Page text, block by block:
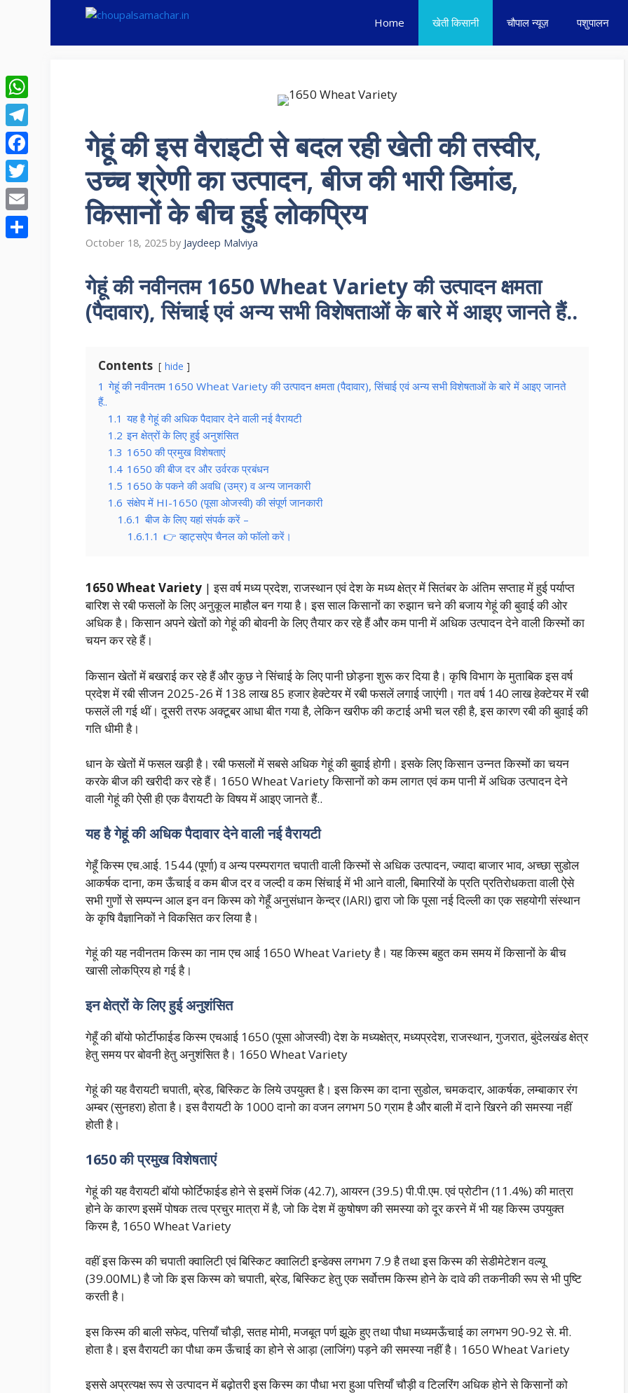
Home खेती किसानी चौपाल न्यूज़ पशुपालन
गेहूं की इस वैराइटी से बदल रही खेती की तस्वीर,
उच्च श्रेणी का उत्पादन, बीज की भारी डिमांड,
किसानों के बीच हुई लोकप्रिय
October 18, 2025 by Jaydeep Malviya
गेहूं की नवीनतम 1650 Wheat Variety की उत्पादन क्षमता
(पैदावार), सिंचाई एवं अन्य सभी विशेषताओं के बारे में आइए जानते हैं..
Contents hide
1 गेहूं की नवीनतम 1650 Wheat Variety की उत्पादन क्षमता (पैदावार), सिंचाई एवं अन्य सभी विशेषताओं के बारे में आइए जानते
हैं..
1.1 यह है गेहूं की अधिक पैदावार देने वाली नई वैरायटी
1.2 इन क्षेत्रों के लिए हुई अनुशंसित
1.3 1650 की प्रमुख विशेषताएं
1.4 1650 की बीज दर और उर्वरक प्रबंधन
1.5 1650 के पकने की अवधि (उम्र) व अन्य जानकारी
1.6 संक्षेप में HI-1650 (पूसा ओजस्वी) की संपूर्ण जानकारी
1.6.1 बीज के लिए यहां संपर्क करें –
1.6.1.1 👉 व्हाट्सऐप चैनल को फॉलो करें।
1650 Wheat Variety | इस वर्ष मध्य प्रदेश, राजस्थान एवं देश के मध्य क्षेत्र में सितंबर के अंतिम सप्ताह में हुई पर्याप्त
बारिश से रबी फसलों के लिए अनुकूल माहौल बन गया है। इस साल किसानों का रुझान चने की बजाय गेहूं की बुवाई की ओर
अधिक है। किसान अपने खेतों को गेहूं की बोवनी के लिए तैयार कर रहे हैं और कम पानी में अधिक उत्पादन देने वाली किस्मों का
चयन कर रहे हैं।
किसान खेतों में बखराई कर रहे हैं और कुछ ने सिंचाई के लिए पानी छोड़ना शुरू कर दिया है। कृषि विभाग के मुताबिक इस वर्ष
प्रदेश में रबी सीजन 2025-26 में 138 लाख 85 हजार हेक्टेयर में रबी फसलें लगाई जाएंगी। गत वर्ष 140 लाख हेक्टेयर में रबी
फसलें ली गई थीं। दूसरी तरफ अक्टूबर आधा बीत गया है, लेकिन खरीफ की कटाई अभी चल रही है, इस कारण रबी की बुवाई की
गति धीमी है।
धान के खेतों में फसल खड़ी है। रबी फसलों में सबसे अधिक गेहूं की बुवाई होगी। इसके लिए किसान उन्नत किस्मों का चयन
करके बीज की खरीदी कर रहे हैं। 1650 Wheat Variety किसानों को कम लागत एवं कम पानी में अधिक उत्पादन देने
वाली गेहूं की ऐसी ही एक वैरायटी के विषय में आइए जानते हैं..
यह है गेहूं की अधिक पैदावार देने वाली नई वैरायटी
गेहूँ किस्म एच.आई. 1544 (पूर्णा) व अन्य परम्परागत चपाती वाली किस्मों से अधिक उत्पादन, ज्यादा बाजार भाव, अच्छा सुडोल
आकर्षक दाना, कम ऊँचाई व कम बीज दर व जल्दी व कम सिंचाई में भी आने वाली, बिमारियों के प्रति प्रतिरोधकता वाली ऐसे
सभी गुणों से सम्पन्न आल इन वन किस्म को गेहूँ अनुसंधान केन्द्र (IARI) द्वारा जो कि पूसा नई दिल्ली का एक सहयोगी संस्थान
के कृषि वैज्ञानिकों ने विकसित कर लिया है।
गेहूं की यह नवीनतम किस्म का नाम एच आई 1650 Wheat Variety है। यह किस्म बहुत कम समय में किसानों के बीच
खासी लोकप्रिय हो गई है।
इन क्षेत्रों के लिए हुई अनुशंसित
गेहूँ की बॉयो फोर्टीफाईड किस्म एचआई 1650 (पूसा ओजस्वी) देश के मध्यक्षेत्र, मध्यप्रदेश, राजस्थान, गुजरात, बुंदेलखंड क्षेत्र
हेतु समय पर बोवनी हेतु अनुशंसित है। 1650 Wheat Variety
गेहूं की यह वैरायटी चपाती, ब्रेड, बिस्किट के लिये उपयुक्त है। इस किस्म का दाना सुडोल, चमकदार, आकर्षक, लम्बाकार रंग
अम्बर (सुनहरा) होता है। इस वैरायटी के 1000 दानो का वजन लगभग 50 ग्राम है और बाली में दाने खिरने की समस्या नहीं
होती है।
1650 की प्रमुख विशेषताएं
गेहूं की यह वैरायटी बॉयो फोर्टिफाईड होने से इसमें जिंक (42.7), आयरन (39.5) पी.पी.एम. एवं प्रोटीन (11.4%) की मात्रा
होने के कारण इसमें पोषक तत्व प्रचुर मात्रा में है, जो कि देश में कुषोषण की समस्या को दूर करने में भी यह किस्म उपयुक्त
किरम है, 1650 Wheat Variety
वहीं इस किस्म की चपाती क्वालिटी एवं बिस्किट क्वालिटी इन्डेक्स लगभग 7.9 है तथा इस किस्म की सेडीमेटेशन वल्यू
(39.00ML) है जो कि इस किस्म को चपाती, ब्रेड, बिस्किट हेतु एक सर्वोत्तम किस्म होने के दावे की तकनीकी रूप से भी पुष्टि
करती है।
इस किस्म की बाली सफेद, पत्तियाँ चौड़ी, सतह मोमी, मजबूत पर्ण झूके हुए तथा पौधा मध्यमऊँचाई का लगभग 90-92 से. मी.
होता है। इस वैरायटी का पौधा कम ऊँचाई का होने से आड़ा (लाजिंग) पड़ने की समस्या नहीं है। 1650 Wheat Variety
इससे अप्रत्यक्ष रूप से उत्पादन में बढ़ोतरी इस किस्म का पौधा भरा हुआ पत्तियाँ चौड़ी व टिलरिंग अधिक होने से किसानों को
WhatsApp
Telegram
Facebook
Twitter
Email